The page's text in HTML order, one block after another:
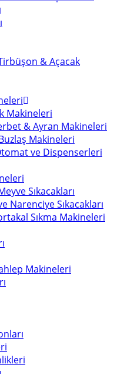
& Açacak
Makineleri
& Ayran Makineleri
Makineleri
ve Dispenserleri
Sıkacakları
Narenciye Sıkacakları
Sıkma Makineleri
Makineleri